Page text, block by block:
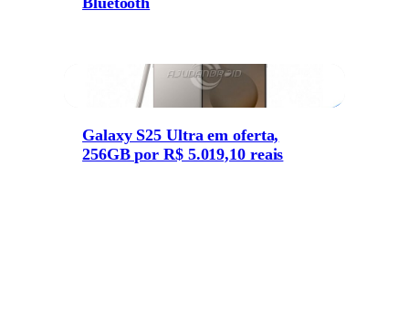
Galaxy S25 Ultra em oferta,
256GB por R$ 5.019,10 reais